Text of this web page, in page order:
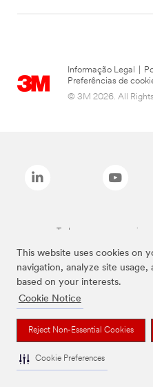
This website uses cookies on
navigation, analyze site
based on your interests.
Cookie Notice
Reject Non-Essential Cookies
Cookie Preferences
Informação Legal
Preferências de
© 3M 2026. All Rights
Todas as marcas